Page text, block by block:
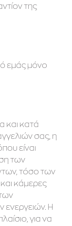
της
εμάς μόνο
και κατά
σας, η
είναι
των
τόσο των
κάμερες
ενεργειών. Η
για να